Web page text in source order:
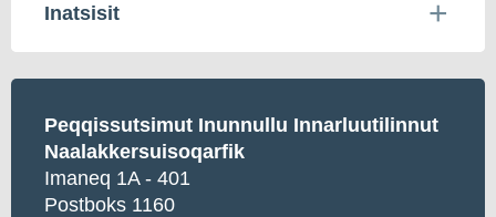
Inatsisit
Peqqissutsimut Inunnullu Innarluutilinnut
Naalakkersuisoqarfik
Imaneq 1A - 401
Postboks 1160